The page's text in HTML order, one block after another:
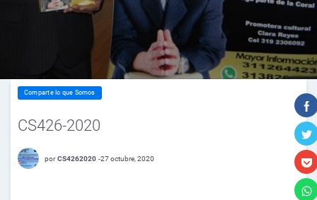
Comparte lo que Somos
CS426-2020
por CS4262020 -27 octubre, 2020